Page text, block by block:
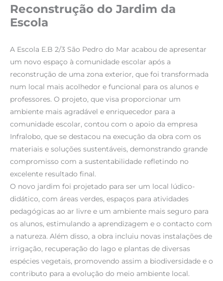
Reconstrução do Jardim da
Escola
A Escola E.B 2/3 São Pedro do Mar acabou de apresentar
um novo espaço à comunidade escolar após a
reconstrução de uma zona exterior, que foi transformada
num local mais acolhedor e funcional para os alunos e
professores. O projeto, que visa proporcionar um
ambiente mais agradável e enriquecedor para a
comunidade escolar, contou com o apoio da empresa
Infralobo, que se destacou na execução da obra com os
materiais e soluções sustentáveis, demonstrando grande
compromisso com a sustentabilidade refletindo no
excelente resultado final.
O novo jardim foi projetado para ser um local lúdico-
didático, com áreas verdes, espaços para atividades
pedagógicas ao ar livre e um ambiente mais seguro para
os alunos, estimulando a aprendizagem e o contacto com
a natureza. Além disso, a obra incluiu novas instalações de
irrigação, recuperação do lago e plantas de diversas
espécies vegetais, promovendo assim a biodiversidade e o
contributo para a evolução do meio ambiente local.